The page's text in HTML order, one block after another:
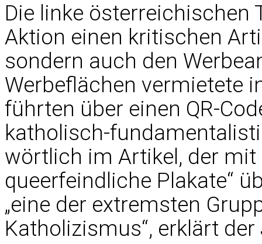
Die linke österreichischen
Aktion einen kritischen
sondern auch den
Werbeflächen vermietete
führten über einen QR-
katholisch-
wörtlich im Artikel, der mit
queerfeindliche Plakate“
„eine der extremsten
Katholizismus“, erklärt der